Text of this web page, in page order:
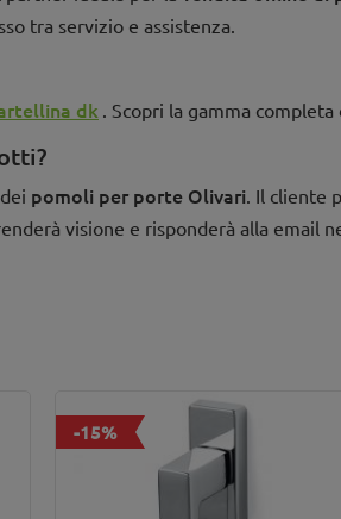
tra servizio e assistenza.
dk . Scopri la gamma completa
pomoli per porte Olivari. Il cliente
visione e risponderà alla email
-15%